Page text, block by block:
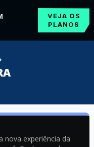
VEJA OS
PLANOS
nova experiência da